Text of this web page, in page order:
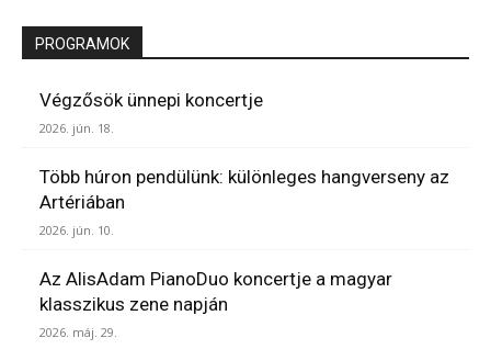
PROGRAMOK
Végzősök ünnepi koncertje
2026. jún. 18.
Több húron pendülünk: különleges hangverseny az
Artériában
2026. jún. 10.
Az AlisAdam PianoDuo koncertje a magyar
klasszikus zene napján
2026. máj. 29.